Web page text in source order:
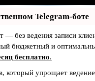
Telegram-боте
— без ведения записи
бюджетный и
бесплатно.
который упрощает